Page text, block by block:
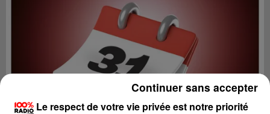
Le respect de votre vie privée est notre priorité
Continuer sans accepter